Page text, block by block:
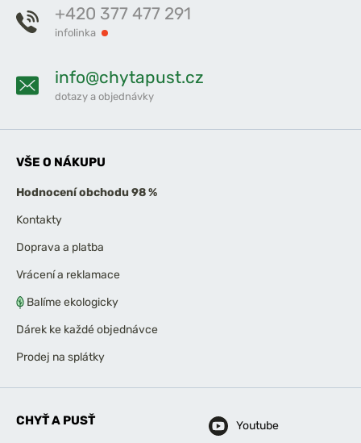
+420 377 477 291
infolinka
info@chytapust.cz
dotazy a objednávky
VŠE O NÁKUPU
Hodnocení obchodu 98 %
Kontakty
Doprava a platba
Vrácení a reklamace
Balíme ekologicky
Dárek ke každé objednávce
Prodej na splátky
CHYŤ A PUSŤ
Youtube